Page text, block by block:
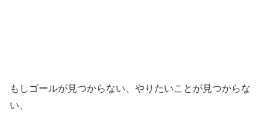
もしゴールが見つからない、やりたいことが見つからな
い、